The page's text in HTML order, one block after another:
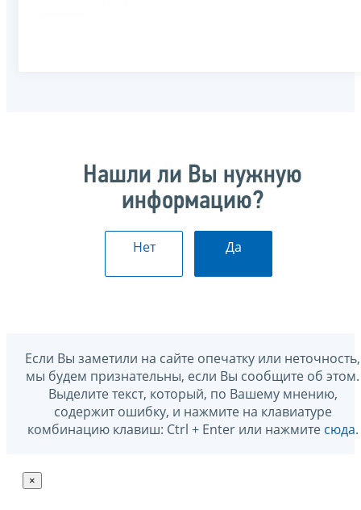
Нашли ли Вы нужную
информацию?
Нет Да
Если Вы заметили на сайте опечатку или неточность,
мы будем признательны, если Вы сообщите об этом.
Выделите текст, который, по Вашему мнению,
содержит ошибку, и нажмите на клавиатуре
комбинацию клавиш: Ctrl + Enter или нажмите сюда.
×